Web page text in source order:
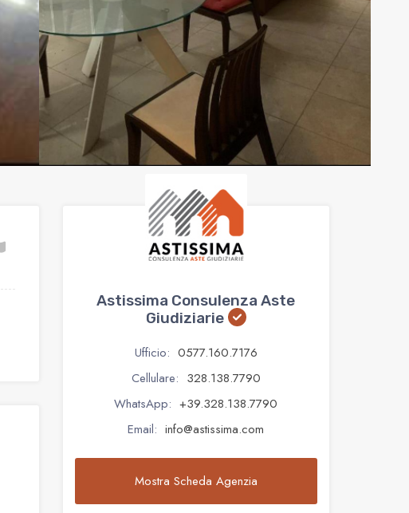
Astissima Consulenza Aste
Giudiziarie
Ufficio: 0577.160.7176
Cellulare: 328.138.7790
WhatsApp: +39.328.138.7790
Email: info@astissima.com
Mostra Scheda Agenzia